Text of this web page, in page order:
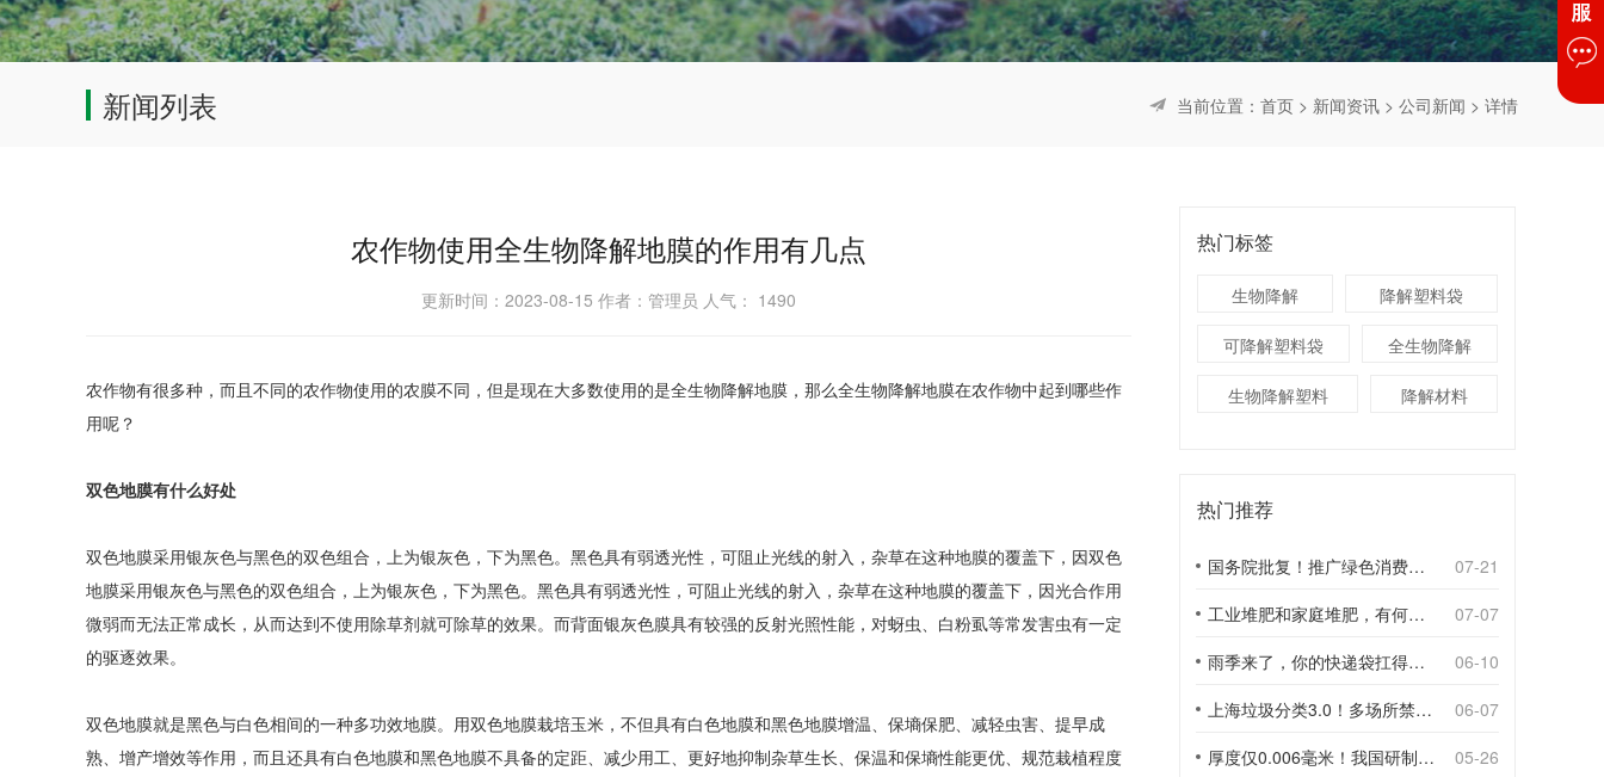
新闻列表 当前位置： 首页 > 新闻资讯 > 公司新闻 > 详情
农作物使用全生物降解地膜的作用有几点
更新时间：2023-08-15 作者：管理员 人气： 1490
农作物有很多种，而且不同的农作物使用的农膜不同，但是现在大多数使用的是全生物降解地膜，那么全生物降解地膜在农作物中起到哪些作
用呢？
双色地膜有什么好处
双色地膜采用银灰色与黑色的双色组合，上为银灰色，下为黑色。黑色具有弱透光性，可阻止光线的射入，杂草在这种地膜的覆盖下，因双色
地膜采用银灰色与黑色的双色组合，上为银灰色，下为黑色。黑色具有弱透光性，可阻止光线的射入，杂草在这种地膜的覆盖下，因光合作用
微弱而无法正常成长，从而达到不使用除草剂就可除草的效果。而背面银灰色膜具有较强的反射光照性能，对蚜虫、白粉虱等常发害虫有一定
的驱逐效果。
双色地膜就是黑色与白色相间的一种多功效地膜。用双色地膜栽培玉米，不但具有白色地膜和黑色地膜增温、保墒保肥、减轻虫害、提早成
熟、增产增效等作用，而且还具有白色地膜和黑色地膜不具备的定距、减少用工、更好地抑制杂草生长、保温和保墒性能更优、规范栽植程度
热门标签
生物降解 降解塑料袋
可降解塑料袋 全生物降解
生物降解塑料 降解材料
热门推荐
国务院批复！推广绿色消费，引导使用环保可降解包装材料
07-21
工业堆肥和家庭堆肥，有何不同？
07-07
雨季来了，你的快递袋扛得住吗？
06-10
上海垃圾分类3.0！多场所禁止使用一次性塑料袋；推动快递包装绿色转型
06-07
厚度仅0.006毫米！我国研制出超薄型全生物降解渗水地膜
05-26